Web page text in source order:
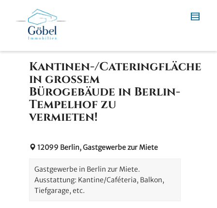
Kantinen-/Cateringfläche
in großem
Bürogebäude in Berlin-
Tempelhof zu
vermieten!
12099 Berlin, Gastgewerbe zur Miete
Gastgewerbe in Berlin zur Miete.
Ausstattung: Kantine/Caféteria, Balkon,
Tiefgarage, etc.